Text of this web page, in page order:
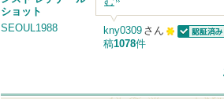
ショット
SEOUL1988
kny0309 さん
稿1078件